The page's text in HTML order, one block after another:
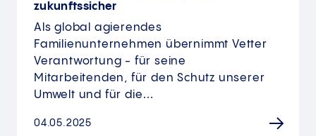
zukunftssicher
Als global agierendes
Familienunternehmen übernimmt Vetter
Verantwortung - für seine
Mitarbeitenden, für den Schutz unserer
Umwelt und für die…
04.05.2025